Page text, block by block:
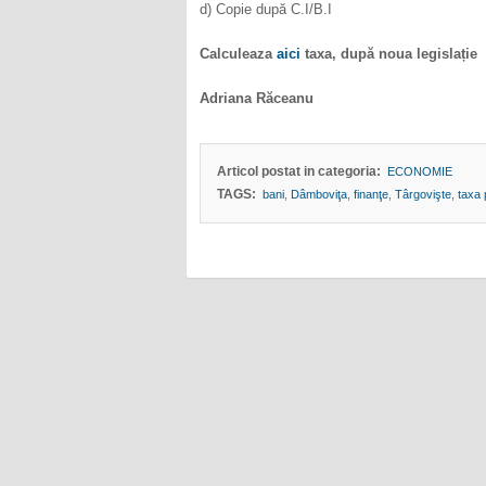
d) Copie după C.I/B.I
Calculeaza aici taxa, după noua legislație
Adriana Răceanu
Articol postat in categoria: ECONOMIE
TAGS: bani Dâmboviţa finanţe Târgovişte taxa